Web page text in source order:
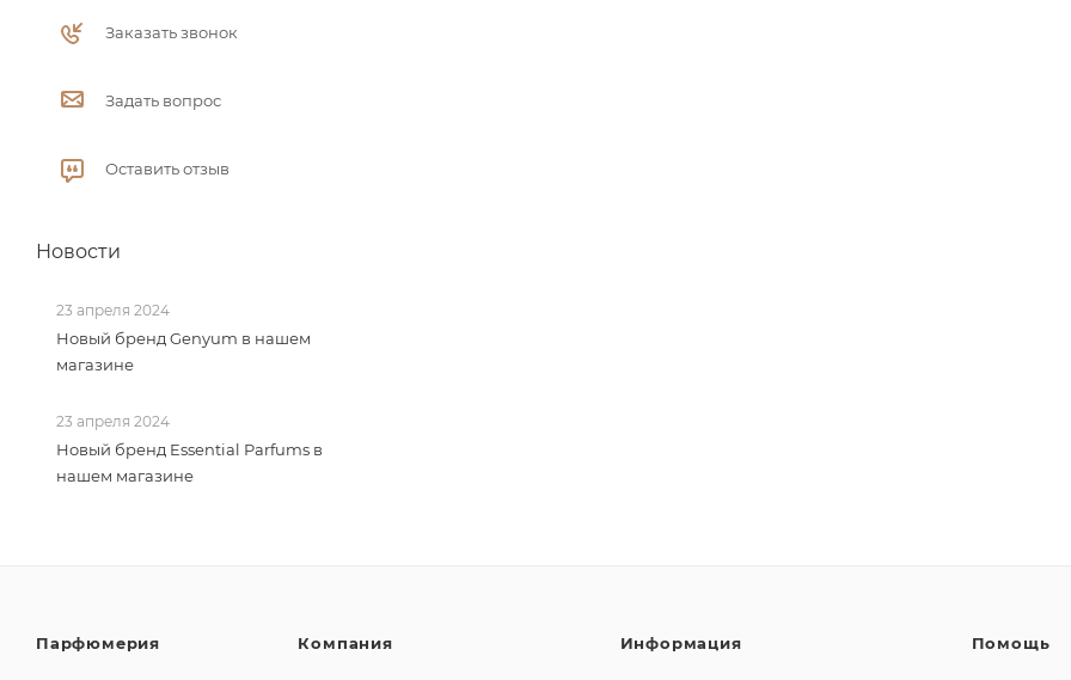
Заказать звонок
Задать вопрос
Оставить отзыв
Новости
23 апреля 2024
Новый бренд Genyum в нашем
магазине
23 апреля 2024
Новый бренд Essential Parfums в
нашем магазине
Парфюмерия Компания Информация Помощь